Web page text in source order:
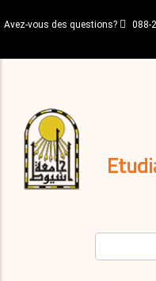
au
principal
Avez-vous des questions? 088-
décisions
Expatriés
Journal